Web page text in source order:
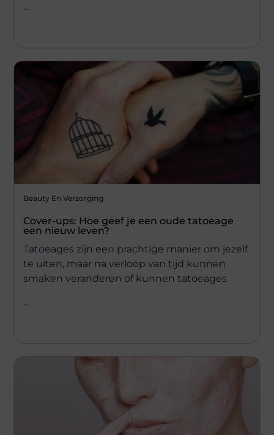
...
Beauty En Verzorging
Cover-ups: Hoe geef je een oude tatoeage
een nieuw leven?
Tatoeages zijn een prachtige manier om jezelf
te uiten, maar na verloop van tijd kunnen
smaken veranderen of kunnen tatoeages
...